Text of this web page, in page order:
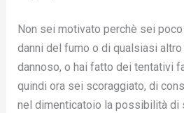
Non sei motivato perchè sei
danni del fumo o di qualsiasi
dannoso, o hai fatto dei tentativi
quindi ora sei scoraggiato, di
nel dimenticatoio la possibilità di